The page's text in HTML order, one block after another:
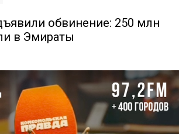
обвинение: 250 млн
в Эмираты